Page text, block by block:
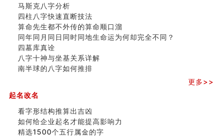
马斯克八字分析
四柱八字快速直断技法
算命先生都不外传的算命顺口溜
同年同月同日同时同地生命运为何却完全不同？
四墓库真诠
八字十神与坐基关系详解
南半球的八字如何推排
更多>>
起名改名
看字形结构推算出吉凶
如何给企业起名才能提高影响力
精选1500个五行属金的字